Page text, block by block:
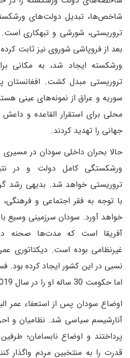
شاخص‌ها، تبدیل دولت‌های
تروریستی، شورشی و تبهکاری است.
بعد از فروپاشی شوروی نیز ثابت
ورشکسته ایجاد شد، به مکانی
تروریستی مبدل کشت.
سوریه و عراق از نمونه‌های عینی
محلی برای استقرار القاعده و
جهانی را تهدید کردند.
حالا بحران داخلی سودان در مسیری
ورشکستگی کامل دولت و در
تروریستی خواهد شد. بدیهی رشد
با توجه به فقر اجتماعی و
خواهد آورد. سودان سرزمینی وسیع
آفریقا است که مدت‌ها صحنه
غیرنظامی بوده است. دیکتاتوری
نسبی در این کشور ایجاد کرده
اما حکومت 30 ساله او را در سال 2019 به ورطه نابودی کشاند.
اوضاع سودان پس از استعفاء عمر
آنارشیسم سیاسی شد. نظامیان و
پرداختند و اوضاع نابسامان؛
قدرت را به منتخبین مردم واگذار